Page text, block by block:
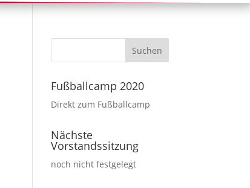
Fußballcamp 2020
Direkt zum Fußballcamp
Nächste
Vorstandssitzung
noch nicht festgelegt